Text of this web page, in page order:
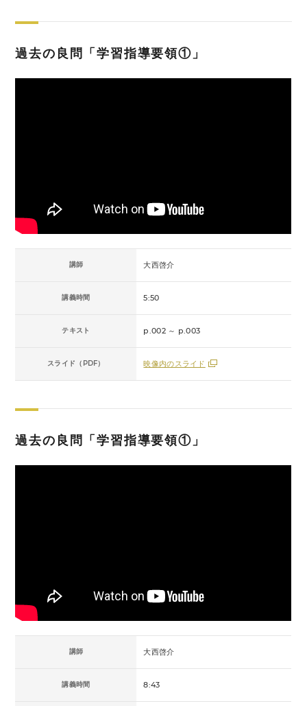
過去の良問「学習指導要領①」
講師 大西啓介
講義時間 5:50
テキスト p.002 ～ p.003
スライド（PDF） 映像内のスライド
過去の良問「学習指導要領①」
講師 大西啓介
講義時間 8:43